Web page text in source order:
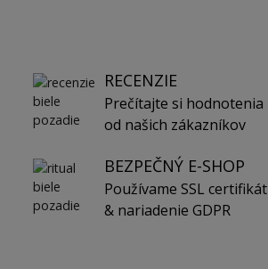
RECENZIE
Prečítajte si hodnotenia
od našich zákazníkov
BEZPEČNÝ E-SHOP
Používame SSL certifikát
& nariadenie GDPR